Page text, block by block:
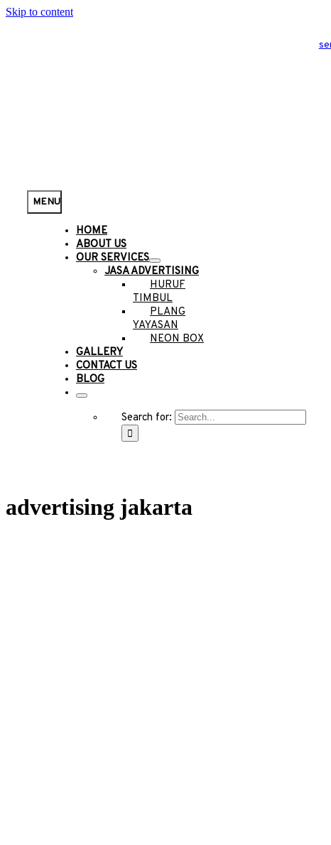
Skip to content
MENU
HOME
ABOUT US
OUR SERVICES
JASA ADVERTISING
HURUF
TIMBUL
PLANG
YAYASAN
NEON BOX
GALLERY
CONTACT US
BLOG
Search for:
advertising jakarta